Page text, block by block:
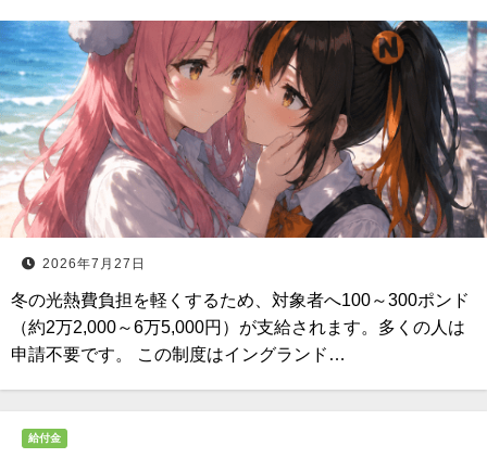
2026年7月27日
冬の光熱費負担を軽くするため、対象者へ100～300ポンド
（約2万2,000～6万5,000円）が支給されます。多くの人は
申請不要です。 この制度はイングランド…
給付金